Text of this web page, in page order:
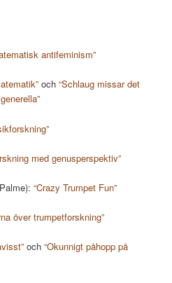
antifeminism”
och“Schlaug missar det
med genusperspektiv”
“Crazy Trumpet Fun”
över trumpetforskning”
och“Okunnigt påhopp på